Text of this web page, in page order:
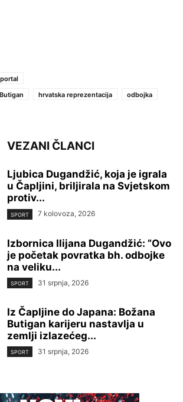
hrvatska reprezentacija
odbojka
VEZANI ČLANCI
Ljubica Dugandžić, koja je igrala
u Čapljini, briljirala na Svjetskom
protiv...
SPORT 7 kolovoza, 2026
Izbornica Ilijana Dugandžić: ”Ovo
je početak povratka bh. odbojke
na veliku...
SPORT 31 srpnja, 2026
Iz Čapljine do Japana: Božana
Butigan karijeru nastavlja u
zemlji izlazećeg...
SPORT 31 srpnja, 2026